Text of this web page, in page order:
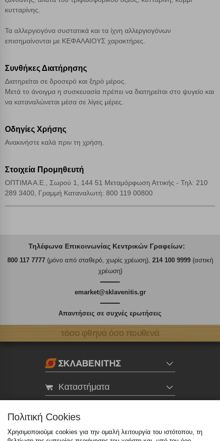
κυτταρίνης.
Τα αλλεργιογόνα συστατικά και τα ίχνη αλλεργιογόνων
επισημαίνονται με ΚΕΦΑΛΑΙΟΥΣ χαρακτήρες.
Συνθήκες Διατήρησης
Διατηρείται σε δροσερό και ξηρό μέρος.
Μετά το άνοιγμα η συσκευασία πρέπει να διατηρείται στο ψυγείο και
να καταναλώνεται μέσα σε λίγες μέρες.
Οδηγίες Χρήσης
Ανακινήστε καλά πριν τη χρήση.
Στοιχεία Προμηθευτή
ΟΠΤΙΜΑ Α.Ε., Σωρού 1, 144 51 Μεταμόρφωση Αττικής - Τηλ: 210
289 3400, Γραμμή Καταναλωτή: 800 119 00800
Τηλέφωνα Επικοινωνίας Κεντρικών Γραφείων:
800 117 7777(μόνο από σταθερό, χωρίς χρέωση), 214 100 9999(αστική
χρέωση)
emarket@sklavenitis.gr
Απαντήσεις σε συχνές ερωτήσεις
τόσο φθηνά όσο πουθενά
Καταστήματα
Πολιτική Cookies
Χρησιμοποιούμε cookies για την ομαλή λειτουργία του ιστότοπου, τη
Αποδοχή όλων